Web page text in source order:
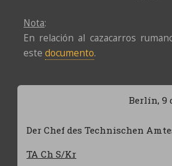
Nota:
En relación al cazacarros
estedocumento.
Berlín, 9
Der Chef des Technischen
TA Ch S/Kr